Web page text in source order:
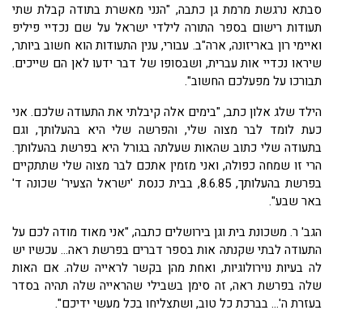
סבתא נרגשת מרמת גן כתבה, "הנני מאשרת בתודה קבלת שתי
תעודות רישום בספר התורה לילדי ישראל על שם נכדיי פיליפ
ואיימי רון באריזונה, ארה"ב. עבורי, ענין התעודות הוא חשוב ביותר,
שיראו נכדיי אות עברית, ושבסופו של דבר ידעו לאן הם שייכים.
תבורכו על מפעלכם החשוב".
הילד שלג אלון כתב, "בימים אלה קיבלתי את התעודה שלכם. אני
כעת לומד לבר מצוה שלי, והפרשה שלי היא בהעלותך, וגם
בתעודה שלי כתוב שהאות שעלתה בגורל היא בפרשת בהעלותך.
הרי זו שמחה כפולה, ואני מזמין אתכם לבר מצוה שלי שתתקיים
בפרשת בהעלותך,8.6.85, בבית כנסת 'ישראל הצעיר' שכונה ד'
באר שבע".
הגב' ר. משכונת בית וגן בירושלים כתבה, "אני מאוד מודה לכם על
התעודה לבתי שקנתה אות בספר דברים בפרשת ראה... עכשיו יש
לה בעיות נוירולוגיות, ואחת מהן בקשר לראייה שלה. אם האות
שלה בפרשת ראה, זה סימן בשבילי שהראייה שלה תהיה בסדר
בעזרת ה'... בברכת כל טוב, ושתצליחו בכל מעשי ידיכם".